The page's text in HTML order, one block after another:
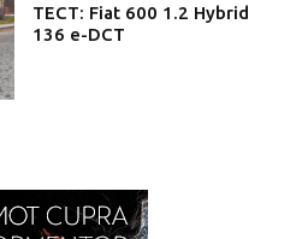
ТЕСТ: Fiat 600 1.2 Hybrid
136 e-DCT